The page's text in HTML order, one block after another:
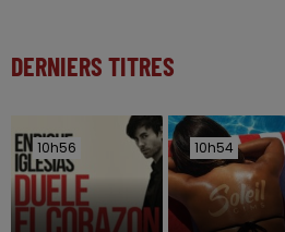
DERNIERS TITRES
10h56
10h56 10h54
10h54